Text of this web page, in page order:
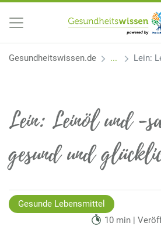
Gesundheitswissen.de Lein:
Lein: Leinöl und -
gesund und
Gesunde Lebensmittel
10 min |